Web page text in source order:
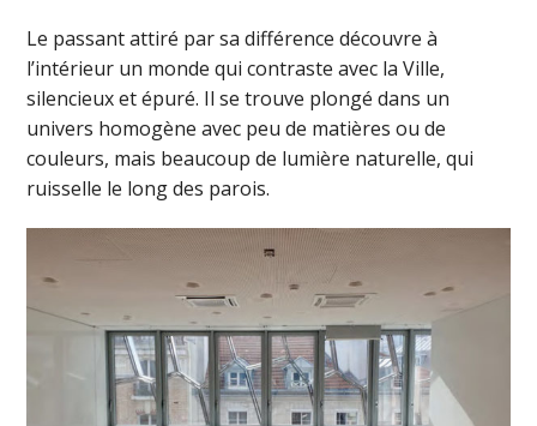
Le passant attiré par sa différence découvre à
l’intérieur un monde qui contraste avec la Ville,
silencieux et épuré. Il se trouve plongé dans un
univers homogène avec peu de matières ou de
couleurs, mais beaucoup de lumière naturelle, qui
ruisselle le long des parois.